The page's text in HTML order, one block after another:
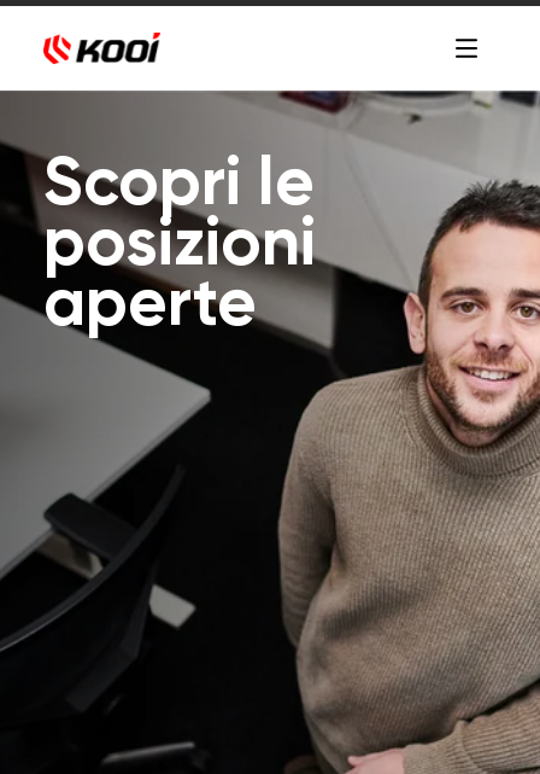
Scopri le
posizioni
aperte